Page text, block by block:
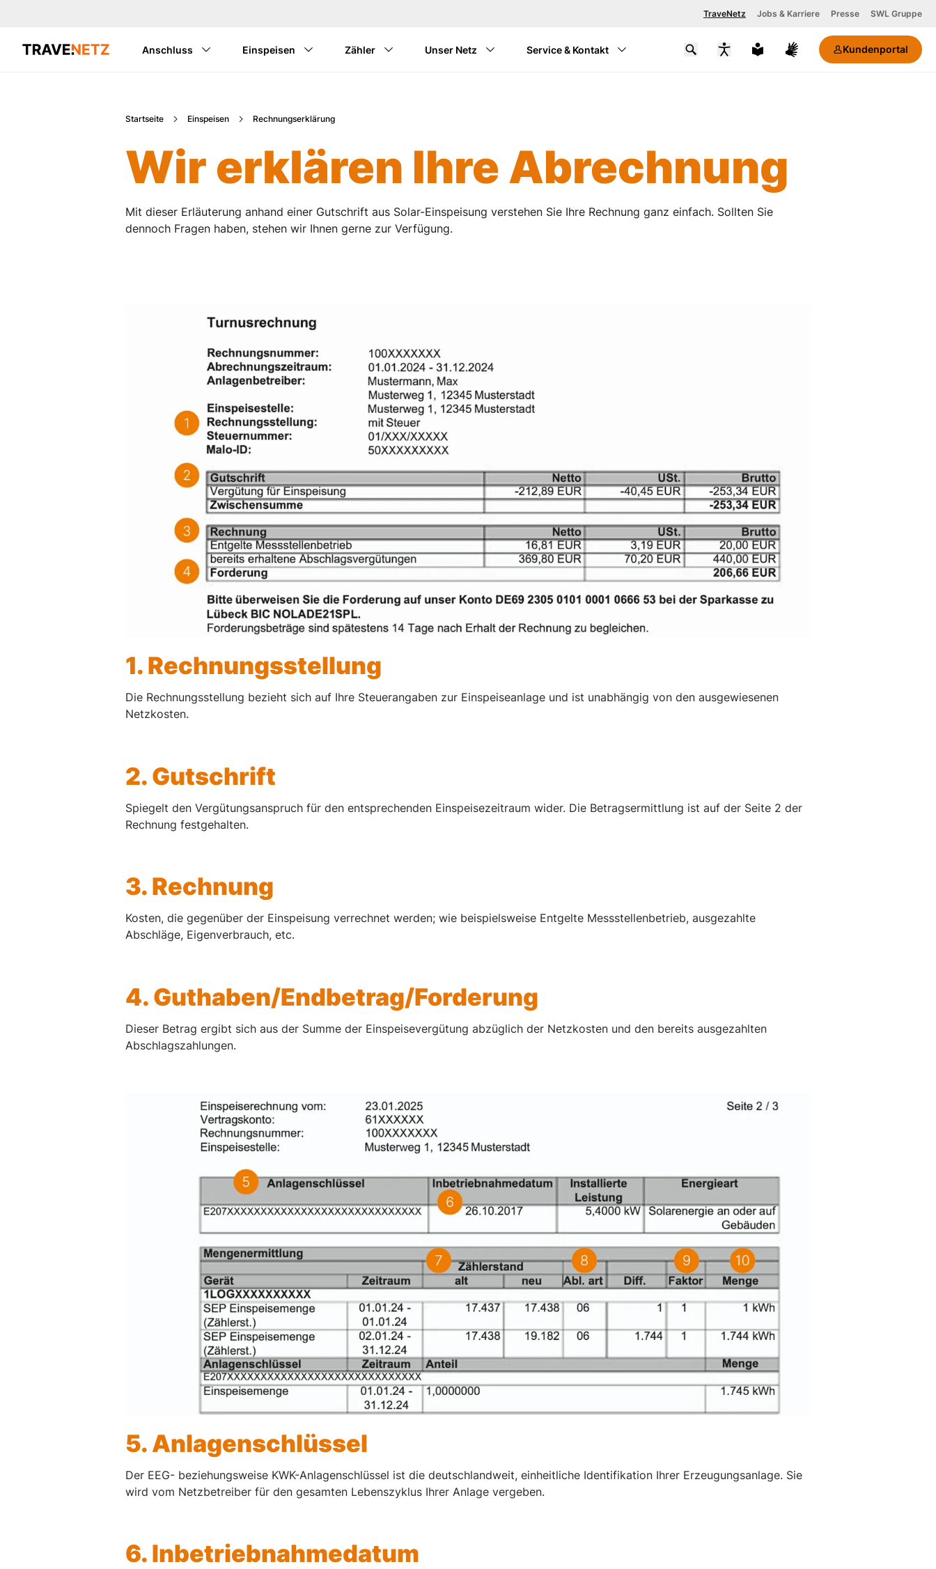
TraveNetz Jobs & Karriere Presse SWL Gruppe
Anschluss Einspeisen Zähler Unser Netz Service & Kontakt Kundenportal
Startseite Einspeisen Rechnungserklärung
Wir erklären Ihre Abrechnung
Mit dieser Erläuterung anhand einer Gutschrift aus Solar-Einspeisung verstehen Sie Ihre Rechnung ganz einfach. Sollten Sie
dennoch Fragen haben, stehen wir Ihnen gerne zur Verfügung.
1. Rechnungsstellung
Die Rechnungsstellung bezieht sich auf Ihre Steuerangaben zur Einspeiseanlage und ist unabhängig von den ausgewiesenen
Netzkosten.
2. Gutschrift
Spiegelt den Vergütungsanspruch für den entsprechenden Einspeisezeitraum wider. Die Betragsermittlung ist auf der Seite 2 der
Rechnung festgehalten.
3. Rechnung
Kosten, die gegenüber der Einspeisung verrechnet werden; wie beispielsweise Entgelte Messstellenbetrieb, ausgezahlte
Abschläge, Eigenverbrauch, etc.
4. Guthaben/Endbetrag/Forderung
Dieser Betrag ergibt sich aus der Summe der Einspeisevergütung abzüglich der Netzkosten und den bereits ausgezahlten
Abschlagszahlungen.
5. Anlagenschlüssel
Der EEG- beziehungsweise KWK-Anlagenschlüssel ist die deutschlandweit, einheitliche Identifikation Ihrer Erzeugungsanlage. Sie
wird vom Netzbetreiber für den gesamten Lebenszyklus Ihrer Anlage vergeben.
6. Inbetriebnahmedatum